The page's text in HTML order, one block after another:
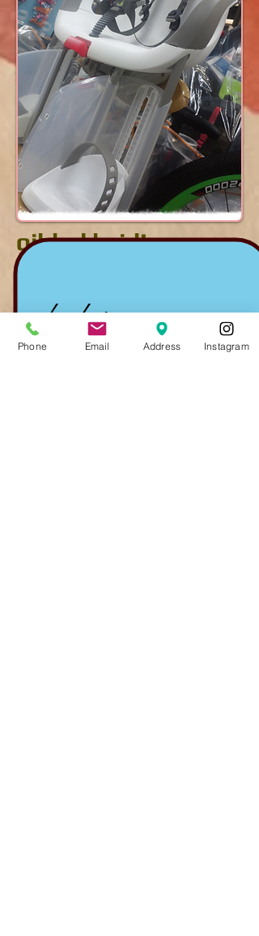
qibbel hvid!
udsolgt
Phone Email Address Instagram